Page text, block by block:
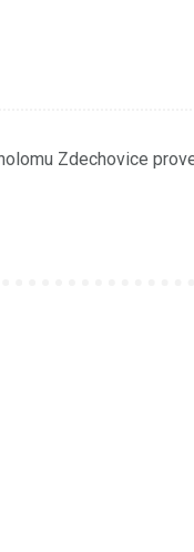
Zdechovice